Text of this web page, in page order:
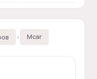
› Mcar